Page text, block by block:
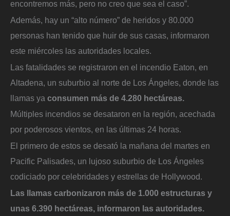
encontremos más, pero no creo que sea el caso”.
Además, hay un “alto número” de heridos y 80.000
personas han tenido que huir de sus casas, informaron
este miércoles las autoridades locales.
Las fatalidades se registraron en el incendio Eaton, en
Altadena, un suburbio al norte de Los Ángeles, donde las
llamas ya consumen más de 4.280 hectáreas.
Múltiples incendios se desataron en la región, acechada
por poderosos vientos, en las últimas 24 horas.
El primero de estos se desató la mañana del martes en
Pacific Palisades, un lujoso suburbio de Los Ángeles
codiciado por celebridades y estrellas de Hollywood.
Las llamas carbonizaron más de 1.000 estructuras y
unas 6.390 hectáreas, informaron las autoridades.